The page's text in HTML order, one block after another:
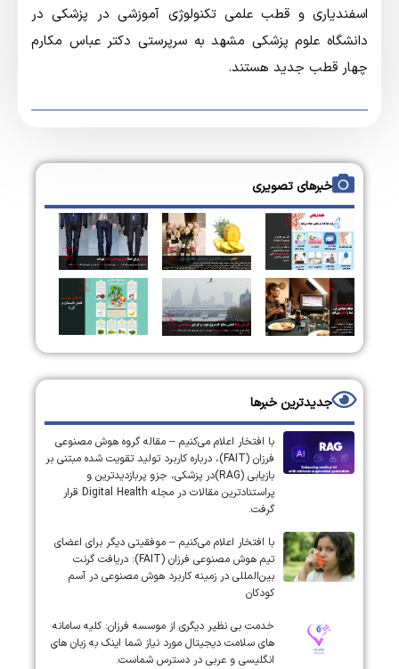
اسفندیاری و قطب علمی تکنولوژی آموزشی در پزشکی در
دانشگاه علوم پزشکی مشهد به سرپرستی دکتر عباس مکارم
چهار قطب جدید هستند.
خبرهای تصویری
جدیدترین خبرها
با افتخار اعلام می‌کنیم – مقاله گروه هوش مصنوعی
فرزان (FAIT)، درباره کاربرد تولید تقویت شده مبتنی بر
بازیابی (RAG)در پزشکی، جزو پربازدیدترین و
پراستنادترین مقالات در مجله Digital Health قرار
گرفت.
با افتخار اعلام می‌کنیم – موفقیتی دیگر برای اعضای
تیم هوش مصنوعی فرزان (FAIT): دریافت گرنت
بین‌المللی در زمینه کاربرد هوش مصنوعی در آسم
کودکان
خدمت بی نظیر دیگری از موسسه فرزان: کلیه سامانه
های سلامت دیجیتال مورد نیاز شما اینک به زبان های
انگلیسی و عربی در دسترس شماست.